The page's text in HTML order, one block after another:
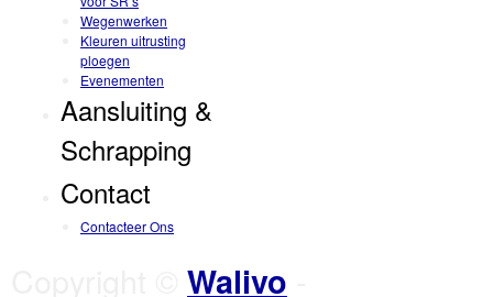
Wegenwerken
Kleuren uitrusting
ploegen
Evenementen
Aansluiting &
Schrapping
Contact
Contacteer Ons
Walivo